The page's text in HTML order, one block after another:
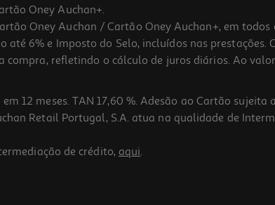
Oney Auchan+.
Oney Auchan / Cartão Oney Auchan+, em
até 6% e Imposto do Selo, incluídos nas prestações.
refletindo o cálculo de juros diários. Ao
12 meses. TAN 17,60 %. Adesão ao Cartão
Retail Portugal, S.A. atua na qualidade de
de crédito, aqui.